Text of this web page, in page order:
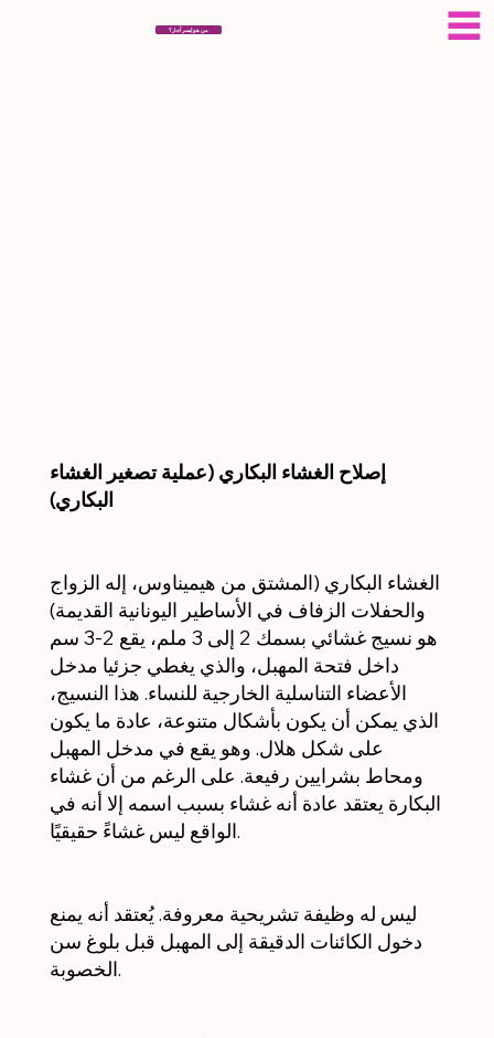
من هو ايسر أجار؟
إصلاح الغشاء البكاري (عملية تصغير الغشاء
البكاري)
الغشاء البكاري (المشتق من هيميناوس، إله الزواج
والحفلات الزفاف في الأساطير اليونانية القديمة)
هو نسيج غشائي بسمك 2 إلى 3 ملم، يقع 2-3 سم
داخل فتحة المهبل، والذي يغطي جزئيا مدخل
الأعضاء التناسلية الخارجية للنساء. هذا النسيج،
الذي يمكن أن يكون بأشكال متنوعة، عادة ما يكون
على شكل هلال. وهو يقع في مدخل المهبل
ومحاط بشرايين رفيعة. على الرغم من أن غشاء
البكارة يعتقد عادة أنه غشاء بسبب اسمه إلا أنه في
الواقع ليس غشاءً حقيقيًا.
ليس له وظيفة تشريحية معروفة. يُعتقد أنه يمنع
دخول الكائنات الدقيقة إلى المهبل قبل بلوغ سن
الخصوبة.